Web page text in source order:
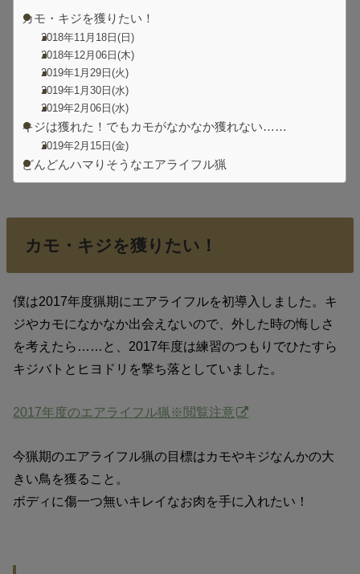
カモ・キジを獲りたい！
2018年11月18日(日)
2018年12月06日(木)
2019年1月29日(火)
2019年1月30日(水)
2019年2月06日(水)
キジは獲れた！でもカモがなかなか獲れない……
2019年2月15日(金)
どんどんハマりそうなエアライフル猟
カモ・キジを獲りたい！
僕は2017年度猟期にエアライフルを初導入しました。キ
ジやカモになかなか出会えないので、外した時の悔しさ
を考えたら……と、2017年度は練習のつもりでひたすら
キジバトとヒヨドリを撃ち落としていました。
2017年度のエアライフル猟※閲覧注意
今猟期のエアライフル猟の目標はカモやキジなんかの大
きい鳥を獲ること。
ボディに傷一つ無いキレイなお肉を手に入れたい！